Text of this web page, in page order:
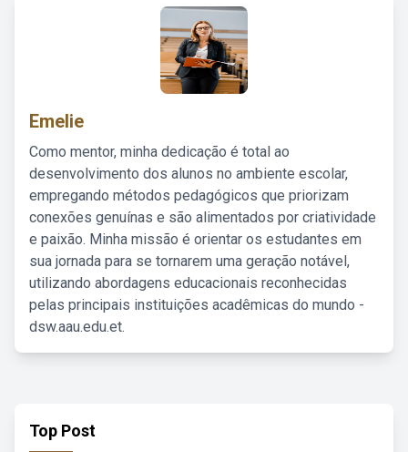
Emelie
Como mentor, minha dedicação é total ao
desenvolvimento dos alunos no ambiente escolar,
empregando métodos pedagógicos que priorizam
conexões genuínas e são alimentados por criatividade
e paixão. Minha missão é orientar os estudantes em
sua jornada para se tornarem uma geração notável,
utilizando abordagens educacionais reconhecidas
pelas principais instituições acadêmicas do mundo -
dsw.aau.edu.et.
Top Post